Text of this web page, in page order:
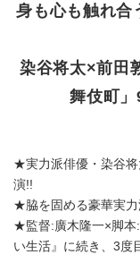
身も心も触れ合
染谷将太×前田
舞伎町
★実力派俳優・染谷
演!!
★脇を固める豪華実力
★監督:廣木隆一×脚本
い生活』に続き、3度